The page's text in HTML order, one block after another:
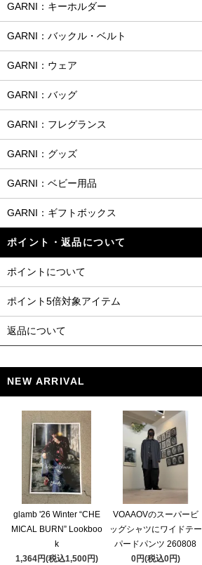
GARNI：キーホルダー
GARNI：バックル・ベルト
GARNI：ウェア
GARNI：バッグ
GARNI：フレグランス
GARNI：グッズ
GARNI：ベビー用品
GARNI：ギフトボックス
ポイント・返品について
ポイントについて
ポイント5倍対象アイテム
返品について
NEW ARRIVAL
glamb '26 Winter “CHE
MICAL BURN” Lookboo
k
1,364円(税込1,500円)
VOAAOVのスーパービ
ッグシャツにワイドテー
パードパンツ 260808
0円(税込0円)